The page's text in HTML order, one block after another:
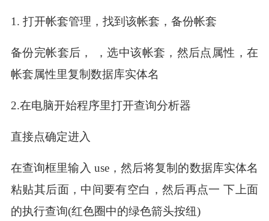
1. 打开帐套管理，找到该帐套，备份帐套
备份完帐套后， ，选中该帐套，然后点属性，在
帐套属性里复制数据库实体名
2.在电脑开始程序里打开查询分析器
直接点确定进入
在查询框里输入 use，然后将复制的数据库实体名
粘贴其后面，中间要有空白，然后再点一 下上面
的执行查询(红色圈中的绿色箭头按纽)